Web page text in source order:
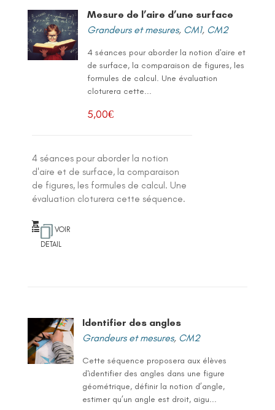
Mesure de l’aire d’une surface
Grandeurs et mesures, CM1, CM2
4 séances pour aborder la notion d'aire et
de surface, la comparaison de figures, les
formules de calcul. Une évaluation
cloturera cette...
5,00€
4 séances pour aborder la notion
d'aire et de surface, la comparaison
de figures, les formules de calcul. Une
évaluation cloturera cette séquence.
VOIR
DETAIL
Identifier des angles
Grandeurs et mesures, CM2
Cette séquence proposera aux élèves
d'identifier des angles dans une figure
géométrique, définir la notion d’angle,
estimer qu’un angle est droit, aigu...